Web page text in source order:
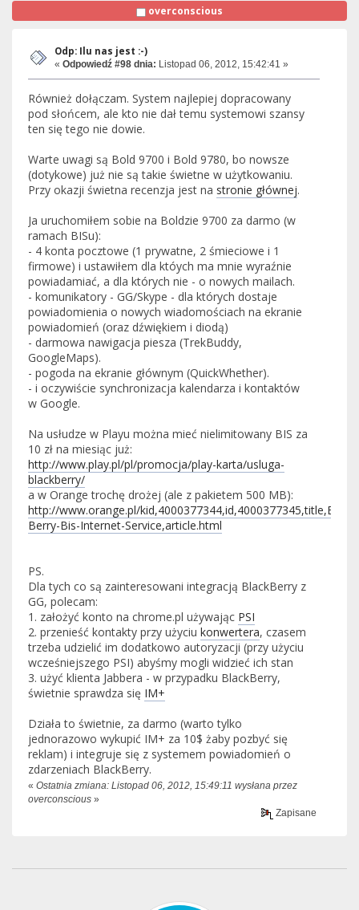
overconscious
Odp: Ilu nas jest :-)
« Odpowiedź #98 dnia: Listopad 06, 2012, 15:42:41 »
Również dołączam. System najlepiej dopracowany
pod słońcem, ale kto nie dał temu systemowi szansy
ten się tego nie dowie.
Warte uwagi są Bold 9700 i Bold 9780, bo nowsze
(dotykowe) już nie są takie świetne w użytkowaniu.
Przy okazji świetna recenzja jest na stronie głównej.
Ja uruchomiłem sobie na Boldzie 9700 za darmo (w
ramach BISu):
- 4 konta pocztowe (1 prywatne, 2 śmieciowe i 1
firmowe) i ustawiłem dla któych ma mnie wyraźnie
powiadamiać, a dla których nie - o nowych mailach.
- komunikatory - GG/Skype - dla których dostaje
powiadomienia o nowych wiadomościach na ekranie
powiadomień (oraz dźwiękiem i diodą)
- darmowa nawigacja piesza (TrekBuddy,
GoogleMaps).
- pogoda na ekranie głównym (QuickWhether).
- i oczywiście synchronizacja kalendarza i kontaktów
w Google.
Na usłudze w Playu można mieć nielimitowany BIS za
10 zł na miesiąc już:
http://www.play.pl/pl/promocja/play-karta/usluga-
blackberry/
a w Orange trochę drożej (ale z pakietem 500 MB):
http://www.orange.pl/kid,4000377344,id,4000377345,title,Black-
Berry-Bis-Internet-Service,article.html
PS.
Dla tych co są zainteresowani integracją BlackBerry z
GG, polecam:
1. założyć konto na chrome.pl używając PSI
2. przenieść kontakty przy użyciu konwertera, czasem
trzeba udzielić im dodatkowo autoryzacji (przy użyciu
wcześniejszego PSI) abyśmy mogli widzieć ich stan
3. użyć klienta Jabbera - w przypadku BlackBerry,
świetnie sprawdza się IM+
Działa to świetnie, za darmo (warto tylko
jednorazowo wykupić IM+ za 10$ żaby pozbyć się
reklam) i integruje się z systemem powiadomień o
zdarzeniach BlackBerry.
« Ostatnia zmiana: Listopad 06, 2012, 15:49:11 wysłana przez
overconscious »
Zapisane